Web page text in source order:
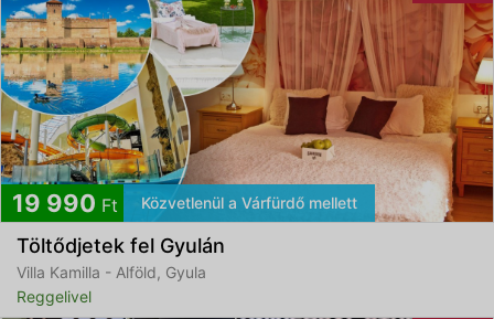
19 990 Ft Közvetlenül a Várfürdő mellett
Töltődjetek fel Gyulán
Villa Kamilla - Alföld, Gyula
Reggelivel